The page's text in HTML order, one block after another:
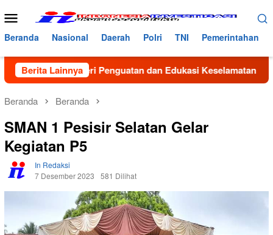
ke
konten
Menu
Mobile
Beranda Nasional Daerah Polri TNI Pemerintahan
Berita Lainnya
Beri Penguatan dan Edukasi Keselamatan di MAN 2 Aceh
Beranda Beranda
SMAN 1 Pesisir Selatan Gelar
Kegiatan P5
In Redaksi
7 Desember 2023
581 Dilihat